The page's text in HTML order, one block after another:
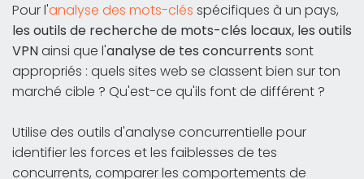
Pour l'analyse des mots-clés spécifiques à un pays,
les outils de recherche de mots-clés locaux, les outils
VPNainsi que l'analyse de tes concurrents sont
appropriés : quels sites web se classent bien sur ton
marché cible ? Qu'est-ce qu'ils font de différent ?
Utilise des outils d'analyse concurrentielle pour
identifier les forces et les faiblesses de tes
concurrents, comparer les comportements de